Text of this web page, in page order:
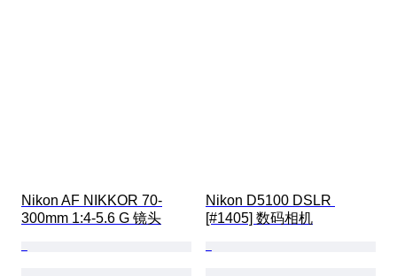
Nikon AF NIKKOR 70-
300mm 1:4-5.6 G 镜头
Nikon D5100 DSLR
[#1405] 数码相机